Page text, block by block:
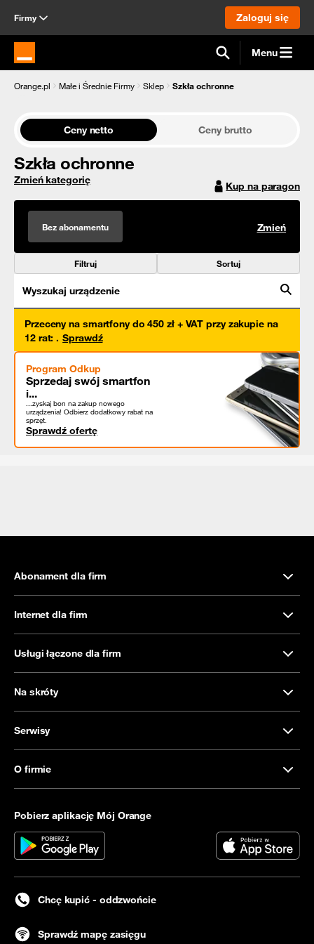
Firmy Zaloguj się
Strona główna Orange.pl Menu
Orange.pl Małe i Średnie Firmy Sklep Szkła ochronne
Ceny netto Ceny brutto
Szkła ochronne
Zmień kategorię Kup na paragon
Bez abonamentu Zmień
Filtruj Sortuj
Wyszukaj urządzenie
Przeceny na smartfony do 450 zł + VAT przy zakupie na
12 rat: . Sprawdź
Program Odkup
Sprzedaj swój smartfon
i...
...zyskaj bon na zakup nowego
urządzenia! Odbierz dodatkowy rabat na
sprzęt.
Sprawdź ofertę
Abonament dla firm
Internet dla firm
Usługi łączone dla firm
Na skróty
Serwisy
O firmie
Pobierz aplikację Mój Orange
Chcę kupić - oddzwońcie
Sprawdź mapę zasięgu